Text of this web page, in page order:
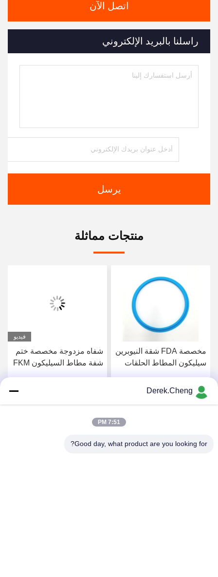
اتصل الآن
راسلنا بالبريد الإلكتروني
يرسل
منتجات مماثلة
مخصصة FDA شقة النيوبرين
سيليكون المطاط الحلقات
فيديو
شفاه مزدوجة مخصصة ختم
شفة مطاط السيليكون FKM
Derek.Cheng
7:51 PM
Good day, what product are you looking for?